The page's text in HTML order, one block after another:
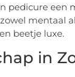
pedicure
mentaal
beetje luxe.
in